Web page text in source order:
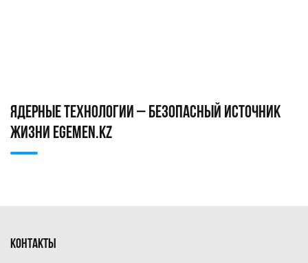
ЯДЕРНЫЕ ТЕХНОЛОГИИ – БЕЗОПАСНЫЙ ИСТОЧНИК
ЖИЗНИ EGEMEN.KZ
КОНТАКТЫ